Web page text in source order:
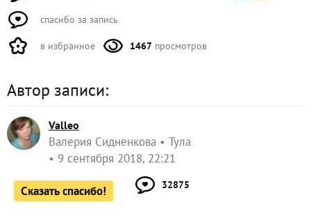
спасибо за запись
в избранное 1467 просмотров
Автор записи:
Valleo
Валерия Сидненкова
Тула
9 сентября 2018, 22:21
Сказать спасибо! 32875